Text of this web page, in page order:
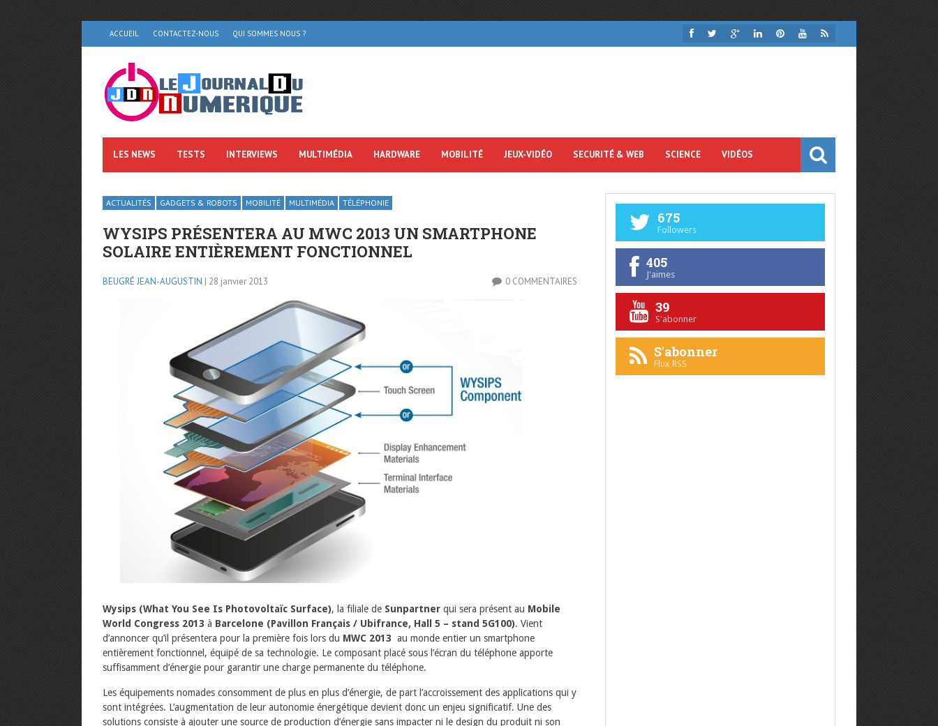
ACCUEIL CONTACTEZ-NOUS QUI SOMMES NOUS ?
LES NEWS TESTS INTERVIEWS MULTIMÉDIA HARDWARE MOBILITÉ JEUX-VIDÉO SECURITÉ & WEB SCIENCE VIDÉOS
ACTUALITÉS GADGETS & ROBOTS MOBILITÉ MULTIMÉDIA TÉLÉPHONIE
WYSIPS PRÉSENTERA AU MWC 2013 UN SMARTPHONE
SOLAIRE ENTIÈREMEN​T FONCTIONNE​L
BEUGRÉ JEAN-AUGUSTIN | 28 janvier 2013 0 COMMENTAIRES
Wysips (What You See Is Photovoltaïc Surface), la filiale de Sunpartner qui sera présent au Mobile
World Congress 2013 à Barcelone (Pavillon Français / Ubifrance, Hall 5 – stand 5G100). Vient
d’annoncer qu’il présentera pour la première fois lors du MWC 2013 au monde entier un smartphone
entièrement fonctionnel, équipé de sa technologie. Le composant placé sous l’écran du téléphone apporte
suffisamment d’énergie pour garantir une charge permanente du téléphone.
Les équipements nomades consomment de plus en plus d’énergie, de part l’accroissement des applications qui y
sont intégrées. L’augmentation de leur autonomie énergétique devient donc un enjeu significatif. Une des
solutions consiste à ajouter une source de production d’énergie sans impacter ni le design du produit ni son
675
Followers
405
J'aimes
39
S'abonner
S'abonner
Flux RSS